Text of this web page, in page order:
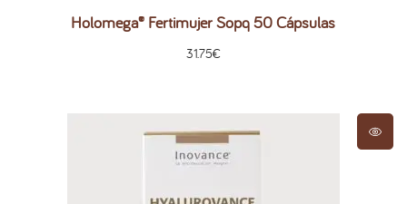
Holomega® Fertimujer Sopq 50 Cápsulas
31.75€